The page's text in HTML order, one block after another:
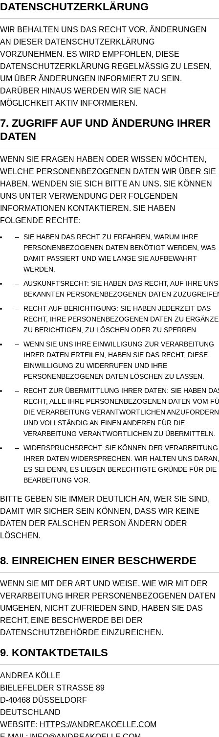
DATENSCHUTZERKLÄRUNG
WIR BEHALTEN UNS DAS RECHT VOR, ÄNDERUNGEN
AN DIESER DATENSCHUTZERKLÄRUNG
VORZUNEHMEN. ES WIRD EMPFOHLEN, DIESE
DATENSCHUTZERKLÄRUNG REGELMÄSSIG ZU LESEN, U
M ÜBER ÄNDERUNGEN INFORMIERT ZU SEIN. D
ARÜBER HINAUS WERDEN WIR SIE NACH M
ÖGLICHKEIT AKTIV INFORMIEREN.
7. ZUGRIFF AUF UND ÄNDERUNG IHRER
DATEN
WENN SIE FRAGEN HABEN ODER WISSEN MÖCHTEN,
WELCHE PERSONENBEZOGENEN DATEN WIR ÜBER SIE
HABEN, WENDEN SIE SICH BITTE AN UNS. SIE KÖNNEN
UNS UNTER VERWENDUNG DER FOLGENDEN
INFORMATIONEN KONTAKTIEREN. SIE HABEN
FOLGENDE RECHTE:
SIE HABEN DAS RECHT ZU ERFAHREN, WARUM IHRE
PERSONENBEZOGENEN DATEN BENÖTIGT WERDEN, WAS
DAMIT PASSIERT UND WIE LANGE SIE AUFBEWAHRT
WERDEN.
AUSKUNFTSRECHT: SIE HABEN DAS RECHT, AUF IHRE UNS
BEKANNTEN PERSONENBEZOGENEN DATEN
RECHT AUF BERICHTIGUNG: SIE HABEN JEDERZEIT DAS
RECHT, IHRE PERSONENBEZOGENEN DATEN ZU
ZU BERICHTIGEN, ZU LÖSCHEN ODER ZU SPERREN.
WENN SIE UNS IHRE EINWILLIGUNG ZUR VERARBEITUNG
IHRER DATEN ERTEILEN, HABEN SIE DAS RECHT, DIESE
EINWILLIGUNG ZU WIDERRUFEN UND IHRE
PERSONENBEZOGENEN DATEN LÖSCHEN ZU LASSEN.
RECHT ZUR ÜBERMITTLUNG IHRER DATEN: SIE HABEN
RECHT, ALLE IHRE PERSONENBEZOGENEN DATEN VOM
DIE VERARBEITUNG VERANTWORTLICHEN ANZUFORDERN
UND VOLLSTÄNDIG AN EINEN ANDEREN FÜR DIE
VERARBEITUNG VERANTWORTLICHEN ZU ÜBERMITTELN.
WIDERSPRUCHSRECHT: SIE KÖNNEN DER VERARBEITUNG
IHRER DATEN WIDERSPRECHEN. WIR HALTEN UNS DARAN,
ES SEI DENN, ES LIEGEN BERECHTIGTE GRÜNDE FÜR DIE
BEARBEITUNG VOR.
BITTE GEBEN SIE IMMER DEUTLICH AN, WER SIE SIND,
DAMIT WIR SICHER SEIN KÖNNEN, DASS WIR KEINE
DATEN DER FALSCHEN PERSON ÄNDERN ODER
LÖSCHEN.
8. EINREICHEN EINER BESCHWERDE
WENN SIE MIT DER ART UND WEISE, WIE WIR MIT DER
VERARBEITUNG IHRER PERSONENBEZOGENEN DATEN
UMGEHEN, NICHT ZUFRIEDEN SIND, HABEN SIE DAS
RECHT, EINE BESCHWERDE BEI DER
DATENSCHUTZBEHÖRDE EINZUREICHEN.
9. KONTAKTDETAILS
ANDREA KÖLLE
BIELEFELDER STRASSE 89
D-40468 DÜSSELDORF
DEUTSCHLAND
WEBSITE: HTTPS://ANDREAKOELLE.COM